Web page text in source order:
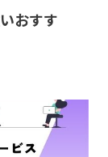
おすす